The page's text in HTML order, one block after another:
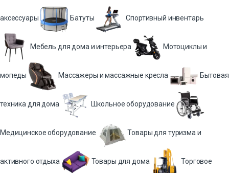
аксессуары Батуты Спортивный инвентарь
Мебель для дома и интерьера Мотоциклы и
мопеды Массажеры и массажные кресла Бытовая
техника для дома Школьное оборудование
Медицинское оборудование Товары для туризма и
активного отдыха Товары для дома Торговое